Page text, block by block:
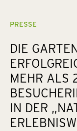
PRESSE
DIE
MEHR ALS
IN DER